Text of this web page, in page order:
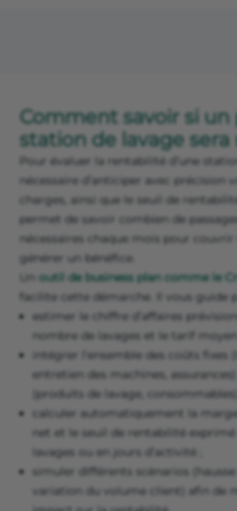
Comment savoir si
station de lavage
Pour évaluer la rentabilité d’une
nécessaire d’anticiper avec précision
charges, ainsi que le seuil de
permet de savoir combien de
nécessaires chaque mois pour couvrir
générer un bénéfice.
Un outil de business plan comme le
facilite cette démarche. Il vous guide
estimer le chiffre d’affaires
nombre de lavages et le tarif moyen
intégrer l’ensemble des coûts fixes
entretien des machines,
(produits de lavage, consommables) ;
calculer automatiquement la
net et le seuil de rentabilité
lavages ou en jours d’activité ;
simuler différents scénarios
variation du volume client) afin de